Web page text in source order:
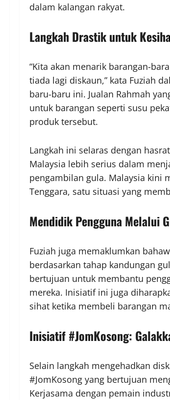
dalam kalangan rakyat.
Langkah Drastik untuk
“Kita akan menarik barangan-
tiada lagi diskaun,” kata Fuziah
baru-baru ini. Jualan Rahmah
untuk barangan seperti susu
produk tersebut.
Langkah ini selaras dengan
Malaysia lebih serius dalam
pengambilan gula. Malaysia kini
Tenggara, satu situasi yang
Mendidik Pengguna Melalui
Fuziah juga memaklumkan
berdasarkan tahap kandungan
bertujuan untuk membantu
mereka. Inisiatif ini juga
sihat ketika membeli barangan
Inisiatif #JomKosong:
Selain langkah mengehadkan
#JomKosong yang bertujuan
Kerjasama dengan pemain